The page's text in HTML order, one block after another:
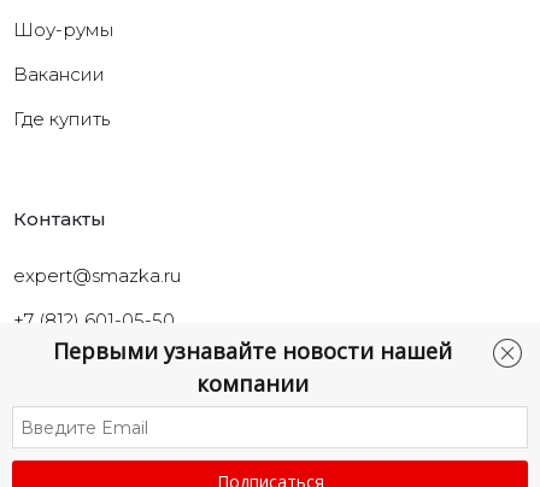
Первыми узнавайте новости нашей
компании
Шоу-румы
Вакансии
Где купить
Контакты
expert@smazka.ru
+7 (812) 601-05-50
Санкт-Петербург,
ул.Промышленная, д.40а